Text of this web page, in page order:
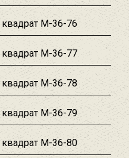
M-36-76
M-36-77
M-36-78
M-36-79
M-36-80